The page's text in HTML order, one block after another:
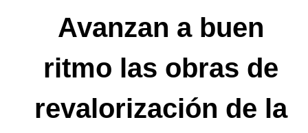
Avanzan a buen
ritmo las obras de
revalorización de la